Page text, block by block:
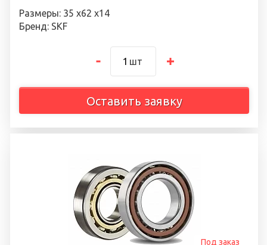
Размеры: 35 х62 х14
Бренд: SKF
шт
Оставить заявку
Под заказ